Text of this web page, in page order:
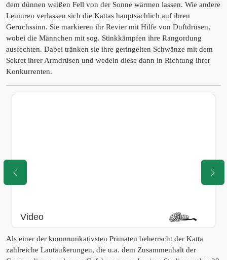
dem dünnen weißen Fell von der Sonne wärmen lassen. Wie andere
Lemuren verlassen sich die Kattas hauptsächlich auf ihren
Geruchssinn. Sie markieren ihr Revier mit Hilfe von Duftdrüsen,
wobei die Männchen mit sog. Stinkkämpfen ihre Rangordung
ausfechten. Dabei tränken sie ihre geringelten Schwänze mit dem
Sekret ihrer Armdrüsen und wedeln diese dann in Richtung ihrer
Konkurrenten.
Video
Als einer der kommunikativsten Primaten beherrscht der Katta
zahlreiche Lautäußerungen, die u.a. dem Zusammenhalt der